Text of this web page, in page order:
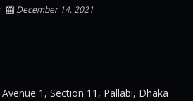
December 14, 2021
1, Section 11, Pallabi, Dhaka